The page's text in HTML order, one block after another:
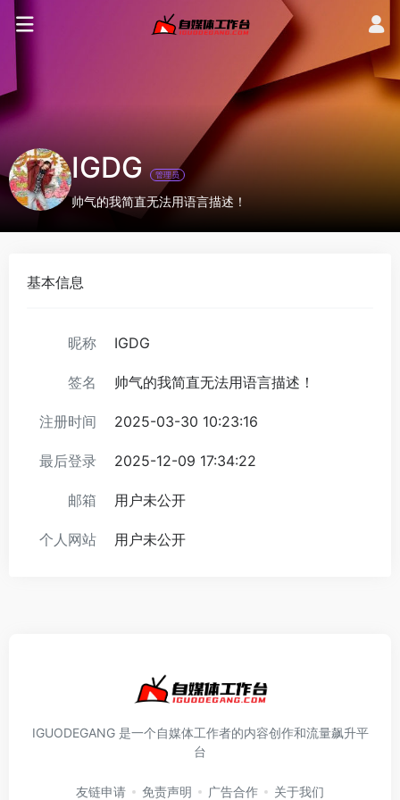
IGDG 管理员
帅气的我简直无法用语言描述！
基本信息
昵称 IGDG
签名 帅气的我简直无法用语言描述！
注册时间 2025-03-30 10:23:16
最后登录 2025-12-09 17:34:22
邮箱 用户未公开
个人网站 用户未公开
IGUODEGANG 是一个自媒体工作者的内容创作和流量飙升平
台
友链申请 免责声明 广告合作 关于我们